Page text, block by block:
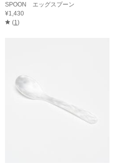
SPOON エッグスプーン
¥1,430
(1)